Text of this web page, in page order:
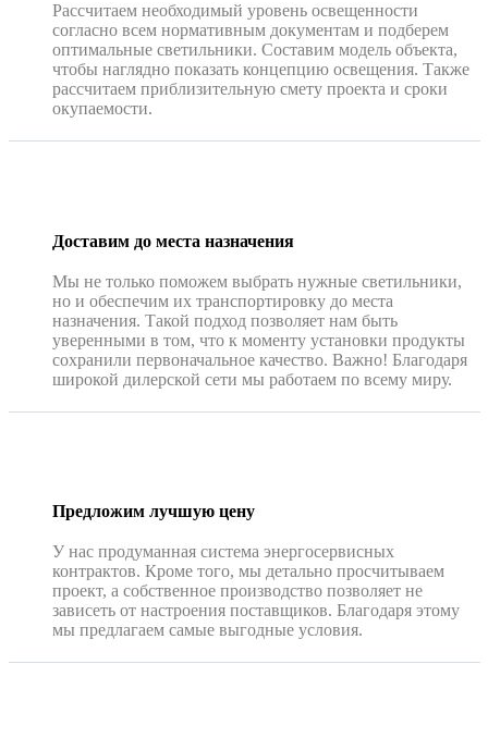
Рассчитаем необходимый уровень освещенности
согласно всем нормативным документам и подберем
оптимальные светильники. Составим модель объекта,
чтобы наглядно показать концепцию освещения. Также
рассчитаем приблизительную смету проекта и сроки
окупаемости.
Доставим до места назначения
Мы не только поможем выбрать нужные светильники,
но и обеспечим их транспортировку до места
назначения. Такой подход позволяет нам быть
уверенными в том, что к моменту установки продукты
сохранили первоначальное качество. Важно! Благодаря
широкой дилерской сети мы работаем по всему миру.
Предложим лучшую цену
У нас продуманная система энергосервисных
контрактов. Кроме того, мы детально просчитываем
проект, а собственное производство позволяет не
зависеть от настроения поставщиков. Благодаря этому
мы предлагаем самые выгодные условия.